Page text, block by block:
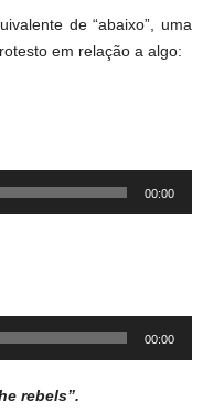
de “abaixo”, uma
em relação a algo:
00:00
00:00
rebels”.